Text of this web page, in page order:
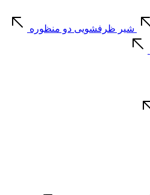
شیر ظرفشویی دو منظوره